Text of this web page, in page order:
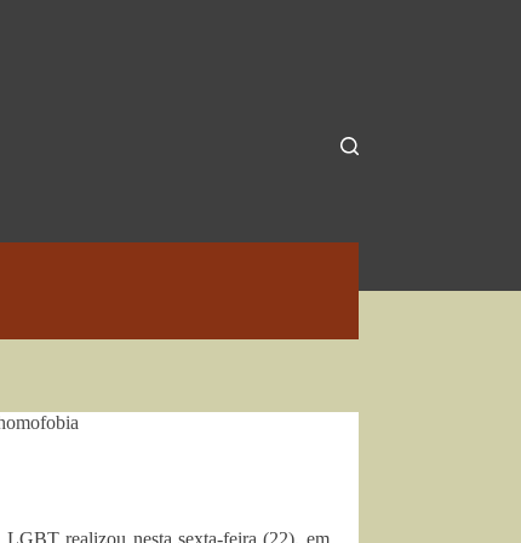
realizou nesta sexta-feira (22), em